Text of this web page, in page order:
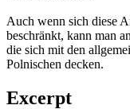
Auch wenn sich diese
beschränkt, kann man
die sich mit den
Polnischen decken.
Excerpt